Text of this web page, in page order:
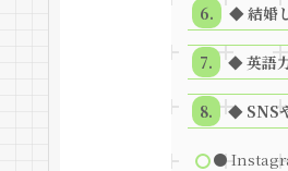
◆ 結婚
◆ 英語
◆ SNS
●